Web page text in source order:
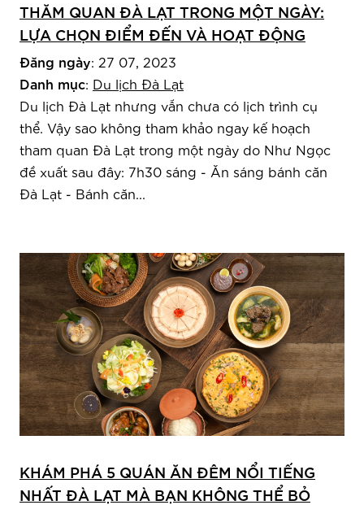
THĂM QUAN ĐÀ LẠT TRONG MỘT NGÀY:
LỰA CHỌN ĐIỂM ĐẾN VÀ HOẠT ĐỘNG
Đăng ngày: 27 07, 2023
Danh mục: Du lịch Đà Lạt
Du lịch Đà Lạt nhưng vẫn chưa có lịch trình cụ
thể. Vậy sao không tham khảo ngay kế hoạch
tham quan Đà Lạt trong một ngày do Như Ngọc
đề xuất sau đây: 7h30 sáng - Ăn sáng bánh căn
Đà Lạt - Bánh căn...
KHÁM PHÁ 5 QUÁN ĂN ĐÊM NỔI TIẾNG
NHẤT ĐÀ LẠT MÀ BẠN KHÔNG THỂ BỎ